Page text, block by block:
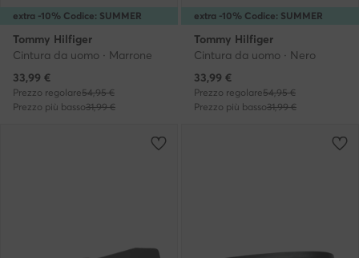
extra -10% Codice: SUMMER
Tommy Hilfiger
Cintura da uomo · Marrone
Prezzo attuale
33,99 €
Prezzo regolare54,95 €
Prezzo più basso31,99 €
extra -10% Codice: SUMMER
Tommy Hilfiger
Cintura da uomo · Nero
Prezzo attuale
33,99 €
Prezzo regolare54,95 €
Prezzo più basso31,99 €